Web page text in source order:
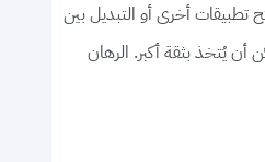
تطبيقات أخرى أو التبديل بين
يُتخذ بثقة أكبر. الرهان